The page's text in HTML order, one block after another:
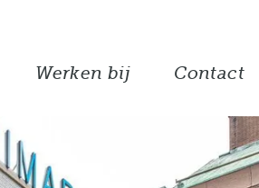
Werken bij Contact